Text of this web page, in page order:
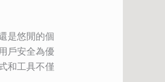
是悠閒的個
戶安全為優
和工具不僅